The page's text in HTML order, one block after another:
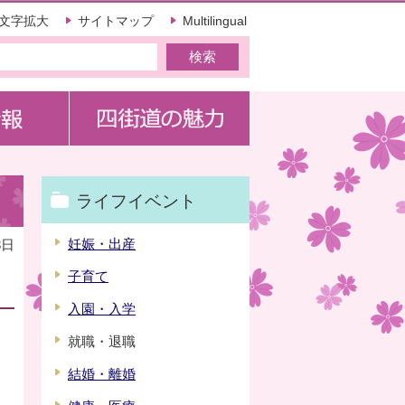
字拡大 サイトマップ Multilingual
ライフイベント
妊娠・出産
子育て
入園・入学
就職・退職
結婚・離婚